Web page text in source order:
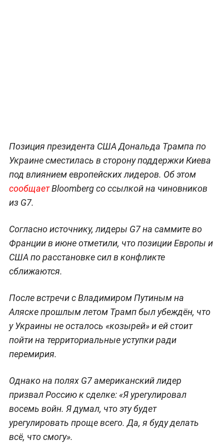
Обложка © Shutterstock / FOTODOM / Frederic Legrand - COMEO
Украине сместилась в сторону поддержки Киева
под влиянием европейских лидеров. Об этом
сообщаетBloomberg со ссылкой на чиновников
из G7.